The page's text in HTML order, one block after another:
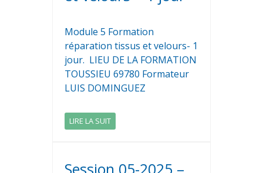
Module 5 Formation
réparation tissus et velours- 1
jour. LIEU DE LA FORMATION
TOUSSIEU 69780 Formateur
LUIS DOMINGUEZ
LIRE LA SUIT
Session 05-2025 –